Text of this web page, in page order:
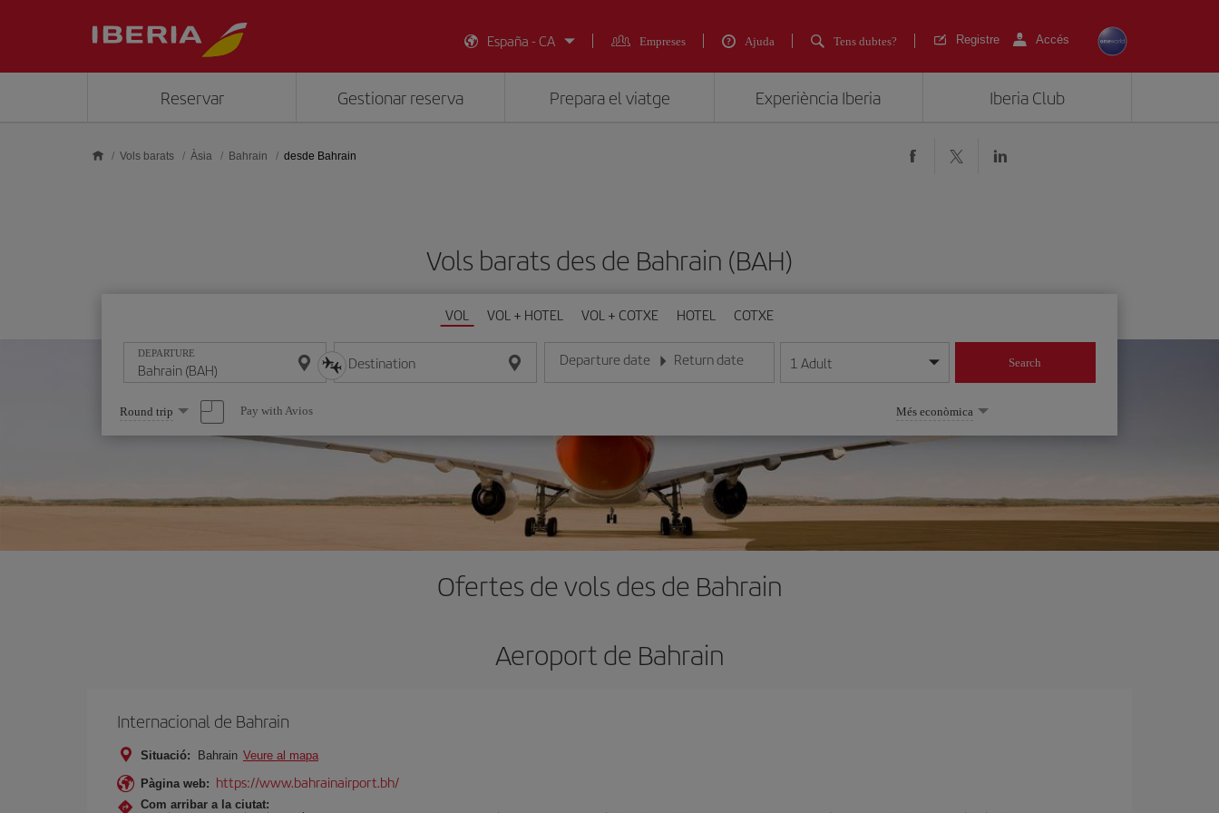
España - CA
Empreses Ajuda Tens dubtes? Registre Accés
Reservar Gestionar reserva Prepara el viatge Experiència Iberia Iberia Club
Vols barats Àsia Bahrain desde Bahrain
Vols barats des de Bahrain (BAH)
VOL VOL + HOTEL VOL + COTXE HOTEL COTXE
DEPARTURE Destination Departure date
Introduce la fecha en format dia/mes/any
Return date
Introduce la fecha en format dia/mes/any
1 Adult Search
Select
one
option
Round trip Pay with Avios Més econòmica
Ofertes de vols des de Bahrain
Aeroport de Bahrain
Internacional de Bahrain
Situació: Bahrain Veure al mapa
Pàgina web: https://www.bahrainairport.bh/
Com arribar a la ciutat: